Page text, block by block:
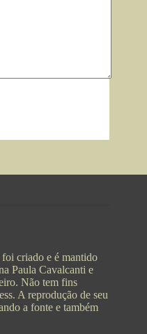
criado e é mantido
Paula Cavalcanti e
Não tem fins
A reprodução de seu
a fonte e também